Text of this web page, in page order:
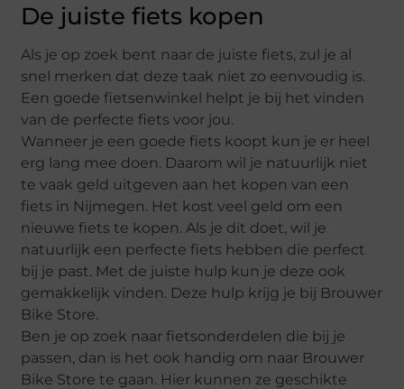
De juiste fiets kopen
Als je op zoek bent naar de juiste fiets, zul je al
snel merken dat deze taak niet zo eenvoudig is.
Een goede fietsenwinkel helpt je bij het vinden
van de perfecte fiets voor jou.
Wanneer je een goede fiets koopt kun je er heel
erg lang mee doen. Daarom wil je natuurlijk niet
te vaak geld uitgeven aan het kopen van een
fiets in Nijmegen. Het kost veel geld om een ​​
nieuwe fiets te kopen. Als je dit doet, wil je
natuurlijk een perfecte fiets hebben die perfect
bij je past. Met de juiste hulp kun je deze ook
gemakkelijk vinden. Deze hulp krijg je bij Brouwer
Bike Store.
Ben je op zoek naar fietsonderdelen die bij je
passen, dan is het ook handig om naar Brouwer
Bike Store te gaan. Hier kunnen ze geschikte